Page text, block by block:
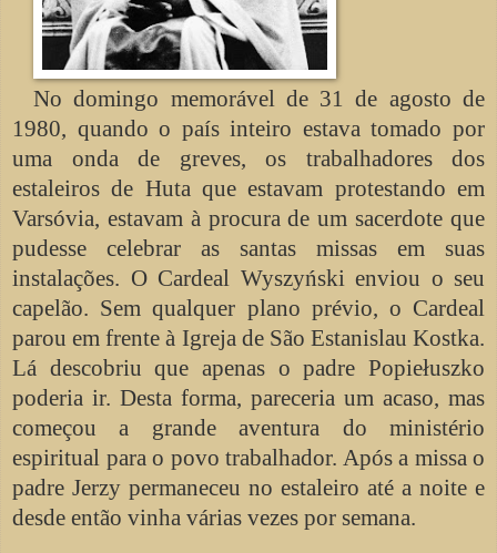
No domingo memorável de 31 de agosto de
1980, quando o país inteiro estava tomado por
uma onda de greves, os trabalhadores dos
estaleiros de Huta que estavam protestando em
Varsóvia, estavam à procura de um sacerdote que
pudesse celebrar as santas missas em suas
instalações. O Cardeal Wyszyński enviou o seu
capelão. Sem qualquer plano prévio, o Cardeal
parou em frente à Igreja de São Estanislau Kostka.
Lá descobriu que apenas o padre Popiełuszko
poderia ir. Desta forma, pareceria um acaso, mas
começou a grande aventura do ministério
espiritual para o povo trabalhador. Após a missa o
padre Jerzy permaneceu no estaleiro até a noite e
desde então vinha várias vezes por semana.